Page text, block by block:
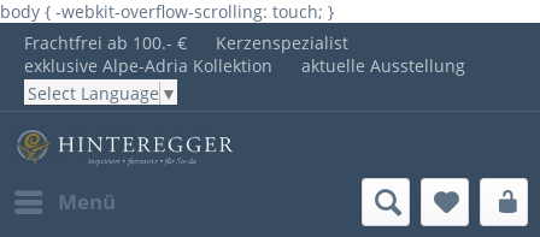
body { -webkit-overflow-scrolling: touch; }
Frachtfrei ab 100.- €
Kerzenspezialist
exklusive Alpe-Adria Kollektion
aktuelle Ausstellung
Select Language ▼
Menü